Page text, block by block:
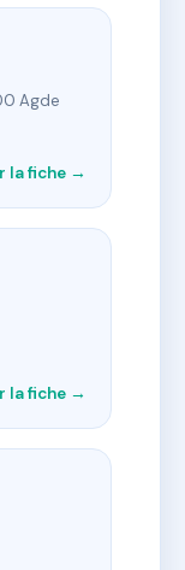
Agde
la fiche →
la fiche →